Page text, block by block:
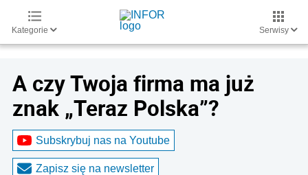
Kategorie Serwisy
A czy Twoja firma ma już
znak „Teraz Polska”?
Subskrybuj nas na Youtube
Zapisz się na newsletter